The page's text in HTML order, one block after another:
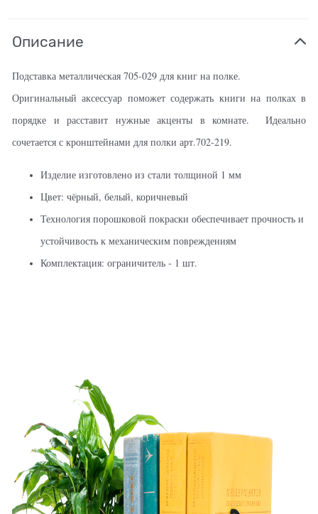
Описание
Подставка металлическая 705-029 для книг на полке.
Оригинальный аксессуар поможет содержать книги на полках в
порядке и расставит нужные акценты в комнате. Идеально
сочетается с кронштейнами для полки арт.702-219.
Изделие изготовлено из стали толщиной 1 мм
Цвет: чёрный, белый, коричневый
Технология порошковой покраски обеспечивает прочность и
устойчивость к механическим повреждениям
Комплектация: ограничитель - 1 шт.